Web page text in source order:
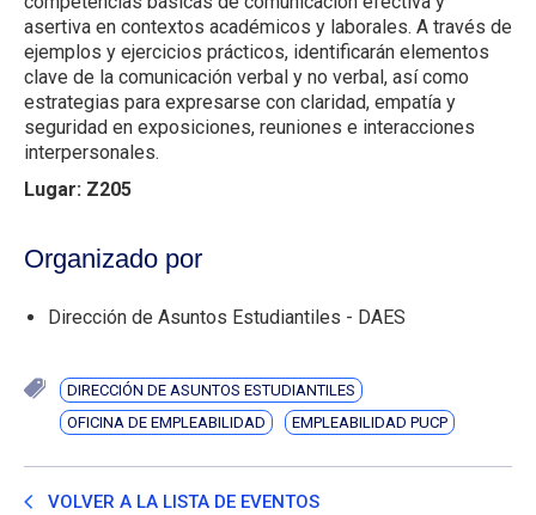
asertiva en contextos académicos y laborales. A través de
ejemplos y ejercicios prácticos, identificarán elementos
clave de la comunicación verbal y no verbal, así como
estrategias para expresarse con claridad, empatía y
seguridad en exposiciones, reuniones e interacciones
interpersonales.
Lugar: Z205
Organizado por
Dirección de Asuntos Estudiantiles - DAES
DIRECCIÓN DE ASUNTOS ESTUDIANTILES
OFICINA DE EMPLEABILIDAD
EMPLEABILIDAD PUCP
VOLVER A LA LISTA DE EVENTOS